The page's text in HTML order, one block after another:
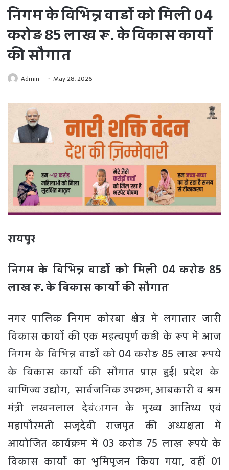
निगम के विभिन्न वार्डो को मिली 04
करोड़ 85 लाख रू. के विकास कार्यो
की सौगात
Admin May 28, 2026
रायपुर
निगम के विभिन्न वार्डो को मिली 04 करोड़ 85
लाख रू. के विकास कार्यो की सौगात
नगर पालिक निगम कोरबा क्षेत्र में लगातार जारी
विकास कार्यो की एक महत्वपूर्ण कड़ी के रूप में आज
निगम के विभिन्न वार्डो को 04 करोड़ 85 लाख रूपये
के विकास कार्यो की सौगात प्राप्त हुई। प्रदेश के
वाणिज्य उद्योग, सार्वजनिक उपक्रम, आबकारी व श्रम
मंत्री लखनलाल देवंागन के मुख्य आतिथ्य एवं
महापौरमती संजूदेवी राजपूत की अध्यक्षता में
आयोजित कार्यक्रम में 03 करोड़ 75 लाख रूपये के
विकास कार्यो का भूमिपूजन किया गया, वहीं 01